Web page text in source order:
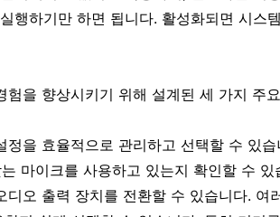
행하기만 하면 됩니다. 활성화되면 시스
을 향상시키기 위해 설계된 세 가지 주
정을 효율적으로 관리하고 선택할 수 있
마이크를 사용하고 있는지 확인할 수 있
디오 출력 장치를 전환할 수 있습니다. 여